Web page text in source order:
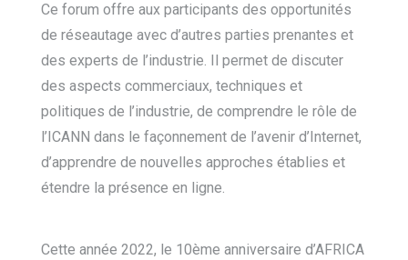
Ce forum offre aux participants des opportunités
de réseautage avec d’autres parties prenantes et
des experts de l’industrie. Il permet de discuter
des aspects commerciaux, techniques et
politiques de l’industrie, de comprendre le rôle de
l’ICANN dans le façonnement de l’avenir d’Internet,
d’apprendre de nouvelles approches établies et
étendre la présence en ligne.
Cette année 2022, le 10ème anniversaire d’AFRICA